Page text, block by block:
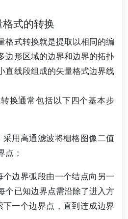
式的转换
格式转换就是提取以相同的编
边形区域的边界和边界的拓扑
直线段组成的矢量格式边界线
换通常包括以下四个基本步
用高通滤波将栅格图像二值
点；
个边界弧段由一个结点向另一
个已知边界点需沿除了进入方
下一个边界点，直到连成边界